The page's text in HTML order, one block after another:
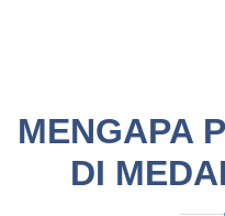
MENGAPA
DI